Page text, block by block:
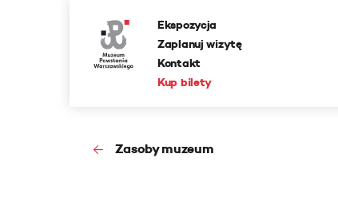
Ekspozycja
Zaplanuj wizytę
Kontakt
Kup bilety
Zasoby muzeum